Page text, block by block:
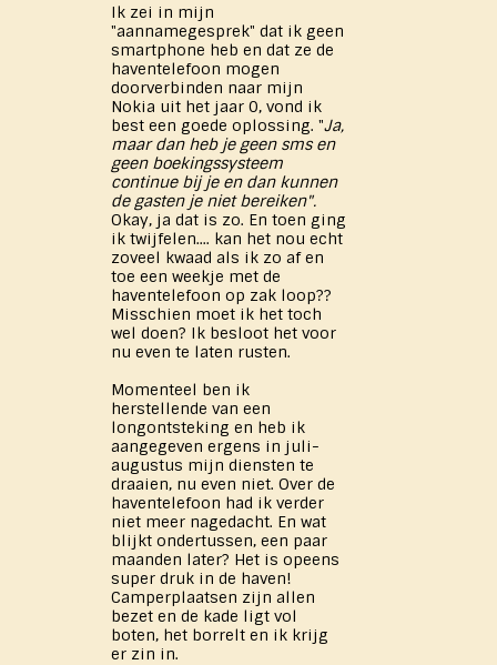
Ik zei in mijn
"aannamegesprek" dat ik geen
smartphone heb en dat ze de
haventelefoon mogen
doorverbinden naar mijn
Nokia uit het jaar 0, vond ik
best een goede oplossing. "Ja,
maar dan heb je geen sms en
geen boekingssysteem
continue bij je en dan kunnen
de gasten je niet bereiken".
Okay, ja dat is zo. En toen ging
ik twijfelen.... kan het nou echt
zoveel kwaad als ik zo af en
toe een weekje met de
haventelefoon op zak loop??
Misschien moet ik het toch
wel doen? Ik besloot het voor
nu even te laten rusten.
Momenteel ben ik
herstellende van een
longontsteking en heb ik
aangegeven ergens in juli-
augustus mijn diensten te
draaien, nu even niet. Over de
haventelefoon had ik verder
niet meer nagedacht. En wat
blijkt ondertussen, een paar
maanden later? Het is opeens
super druk in de haven!
Camperplaatsen zijn allen
bezet en de kade ligt vol
boten, het borrelt en ik krijg
er zin in.